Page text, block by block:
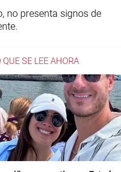
no presenta signos de
QUE SE LEE AHORA